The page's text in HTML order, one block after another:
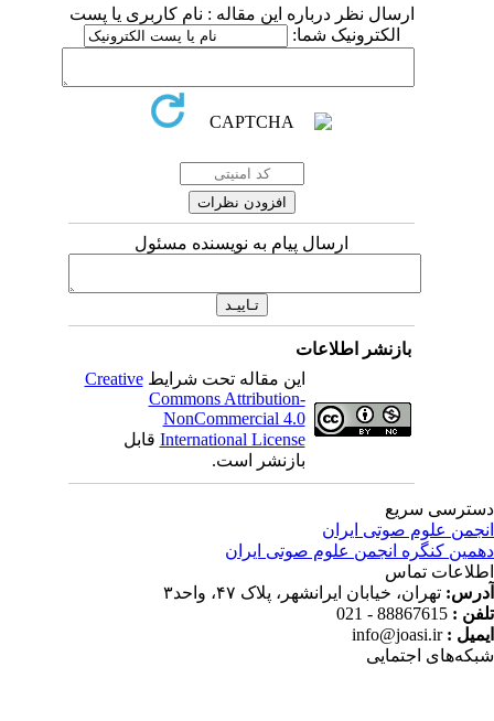
ارسال نظر درباره این مقاله : نام کاربری یا پست
الکترونیک شما:
ارسال پیام به نویسنده مسئول
بازنشر اطلاعات
این مقاله تحت شرایطCreative
Commons Attribution-
NonCommercial 4.0
International Licenseقابل
بازنشر است.
سریع
علوم صوتی ایران
کنگره انجمن علوم صوتی ایران
تماس
تهران، خیابان ایرانشهر، پلاک ۴۷، واحد۳
:
88867615 - 021
:
info@joasi.ir
اجتمایی